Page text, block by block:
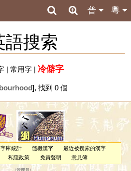
粵
普
語搜索
| 常用字| 冷僻字
], 找到 0 個
字庫統計 隨機漢字
最近被搜索的漢字
私隱政策 免責聲明 意見簿